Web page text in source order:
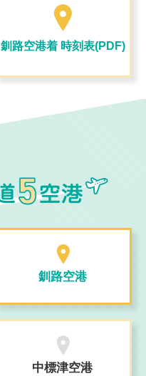
釧路空港着 時刻表(PDF)
釧路空港
中標津空港